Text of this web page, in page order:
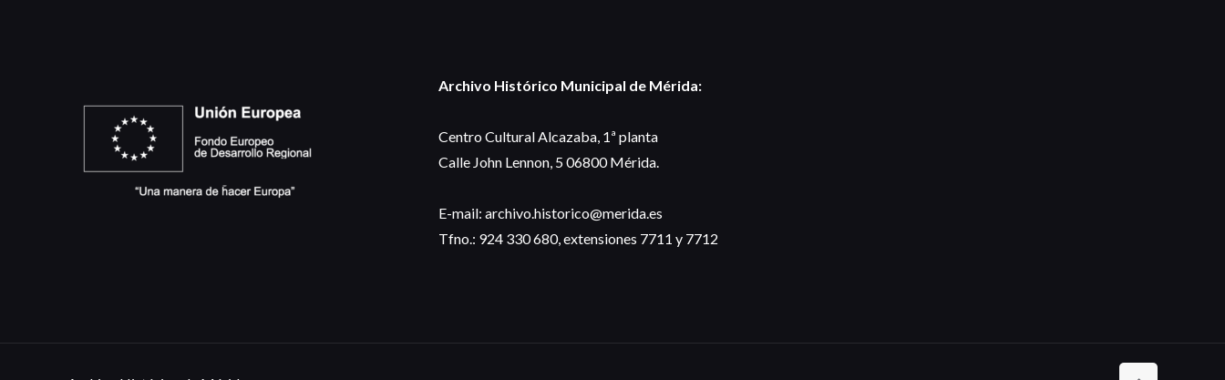
Archivo Histórico Municipal de Mérida:
Centro Cultural Alcazaba, 1ª planta
Calle John Lennon, 5 06800 Mérida.
E-mail: archivo.historico@merida.es
Tfno.: 924 330 680, extensiones 7711 y 7712